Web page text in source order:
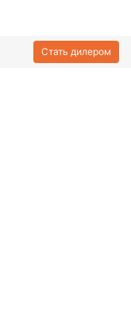
Стать дилером